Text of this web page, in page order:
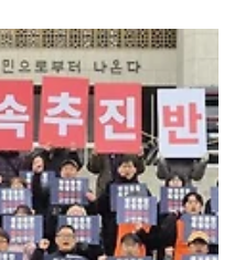
향을 정립하고 정책 체감도를 극대
였다고 하는데요. 오늘은 박완수
이라고 할 수 있는 경남도민연금에
년 9월 경상남도의회에서 「경